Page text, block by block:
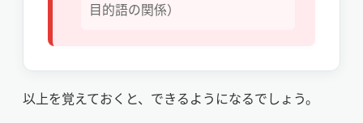
目的語の関係）
以上を覚えておくと、できるようになるでしょう。